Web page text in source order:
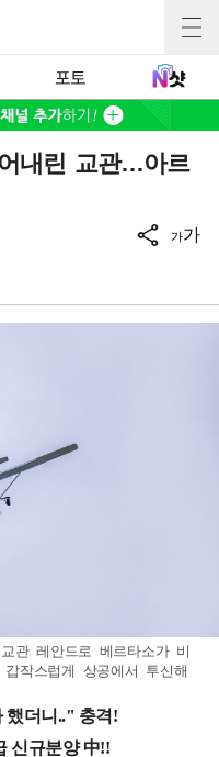
포토
내린 교관…아르
가가
관 레안드로 베르타소가 비
작스럽게 상공에서 투신해